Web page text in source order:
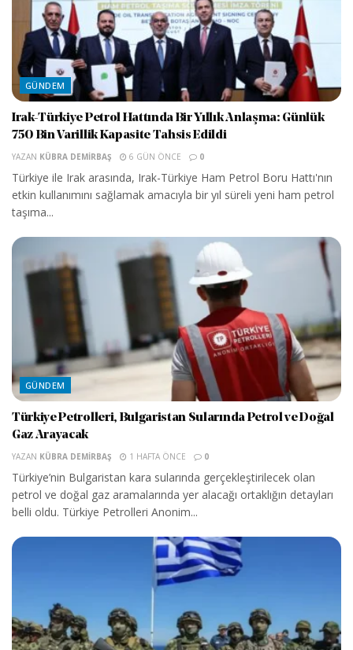
GÜNDEM
Irak-Türkiye Petrol Hattında Bir Yıllık Anlaşma: Günlük
750 Bin Varillik Kapasite Tahsis Edildi
YAZAN KÜBRA DEMIRBAŞ 6 GÜN ÖNCE 0
Türkiye ile Irak arasında, Irak-Türkiye Ham Petrol Boru Hattı'nın
etkin kullanımını sağlamak amacıyla bir yıl süreli yeni ham petrol
taşıma...
GÜNDEM
Türkiye Petrolleri, Bulgaristan Sularında Petrol ve Doğal
Gaz Arayacak
YAZAN KÜBRA DEMIRBAŞ 1 HAFTA ÖNCE 0
Türkiye’nin Bulgaristan kara sularında gerçekleştirilecek olan
petrol ve doğal gaz aramalarında yer alacağı ortaklığın detayları
belli oldu. Türkiye Petrolleri Anonim...